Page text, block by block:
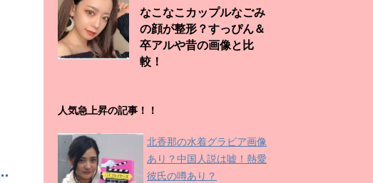
なこなこカップルなごみ
の顔が整形？すっぴん＆
卒アルや昔の画像と比
較！
人気急上昇の記事！！
北香那の水着グラビア画像
あり？中国人説は嘘！熱愛
彼氏の噂あり？